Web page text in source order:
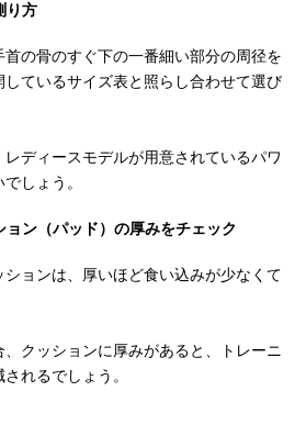
り方
首の骨のすぐ下の一番細い部分の周径を
ているサイズ表と照らし合わせて選び
ディースモデルが用意されているパワ
しょう。
ン（パッド）の厚みをチェック
ョンは、厚いほど食い込みが少なくて
クッションに厚みがあると、トレーニ
れるでしょう。